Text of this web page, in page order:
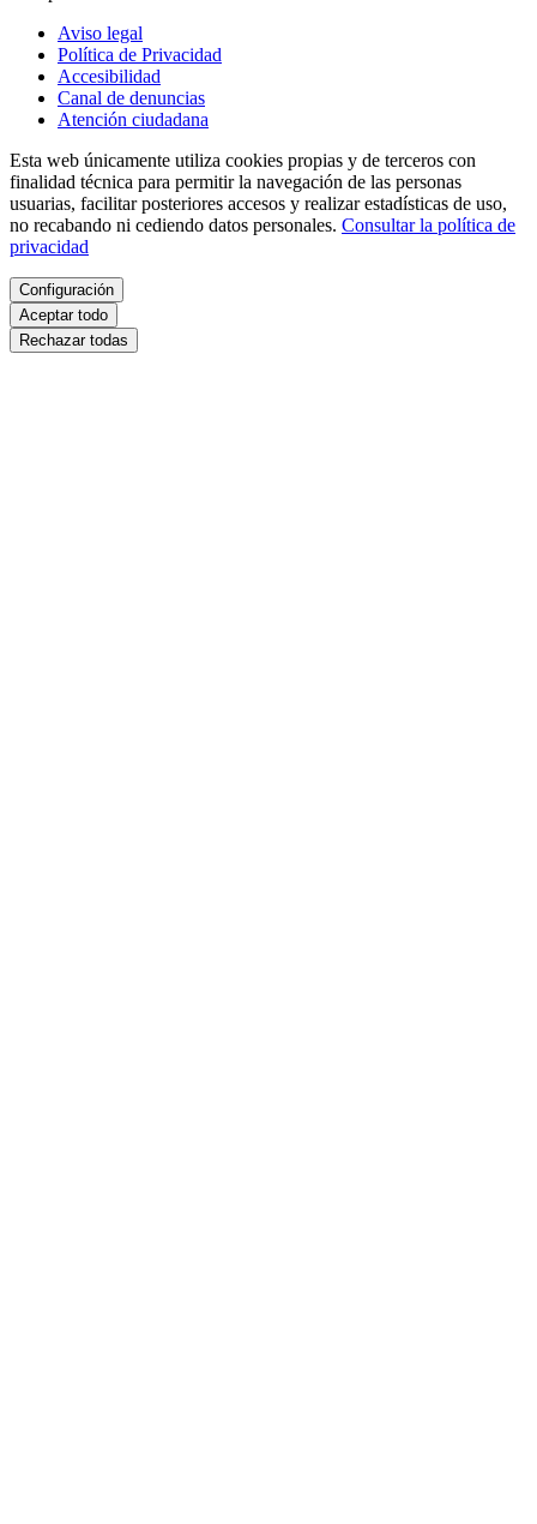
Aviso legal
Política de Privacidad
Accesibilidad
Canal de denuncias
Atención ciudadana
Esta web únicamente utiliza cookies propias y de terceros con
finalidad técnica para permitir la navegación de las personas
usuarias, facilitar posteriores accesos y realizar estadísticas de uso,
no recabando ni cediendo datos personales. Consultar la política de
privacidad
Configuración
Aceptar todo
Rechazar todas